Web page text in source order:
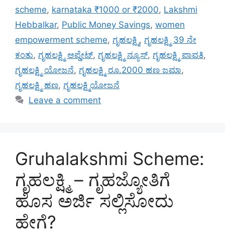
scheme, karnataka ₹1000 or ₹2000, Lakshmi
Hebbalkar, Public Money Savings, women
empowerment scheme, ಗೃಹಲಕ್ಷ್ಮಿ , ಗೃಹಲಕ್ಷ್ಮಿ 39 ನೇ
ಕಂತು, ಗೃಹಲಕ್ಷ್ಮಿ ಅಪ್ಡೇಟ್, ಗೃಹಲಕ್ಷ್ಮಿ ನ್ಯೂಸ್, ಗೃಹಲಕ್ಷ್ಮಿ ಪಾವತಿ,
ಗೃಹಲಕ್ಷ್ಮಿ ಯೋಜನೆ, ಗೃಹಲಕ್ಷ್ಮಿ ರೂ.2000 ಹಣ ಜಮಾ,
ಗೃಹಲಕ್ಷ್ಮಿ ಹಣ, ಗೃಹಲಕ್ಷ್ಮಿಯೋಜನೆ
Leave a comment
Gruhalakshmi Scheme:
ಗೃಹಲಕ್ಷ್ಮಿ – ಗೃಹಜ್ಯೋತಿಗೆ
ಹೊಸ ಅರ್ಜಿ ಸಲ್ಲಿಸೋದು
ಹೇಗೆ?